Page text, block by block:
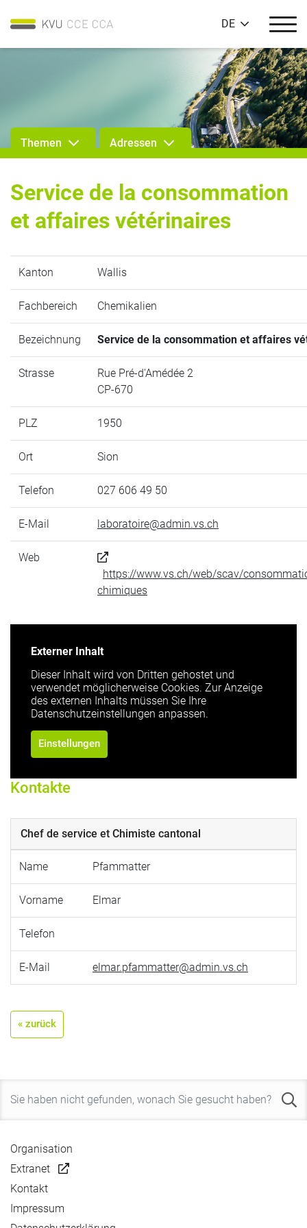
DE
Themen Adressen
Service de la consommation
et affaires vétérinaires
Kanton Wallis
Fachbereich Chemikalien
Bezeichnung Service de la consommation et affaires
Strasse
Rue Pré-d'Amédée 2
CP-670
PLZ 1950
Ort Sion
Telefon 027 606 49 50
E-Mail laboratoire@admin.vs.ch
Web
https://www.vs.ch/web/scav/
chimiques
Externer Inhalt
Dieser Inhalt wird von Dritten gehostet und
verwendet möglicherweise Cookies. Zur Anzeige
des externen Inhalts müssen Sie Ihre
Datenschutzeinstellungen anpassen.
Einstellungen
Kontakte
Chef de service et Chimiste cantonal
Name Pfammatter
Vorname Elmar
Telefon
E-Mail elmar.pfammatter@admin.vs.ch
« zurück
Organisation
Extranet
Kontakt
Impressum